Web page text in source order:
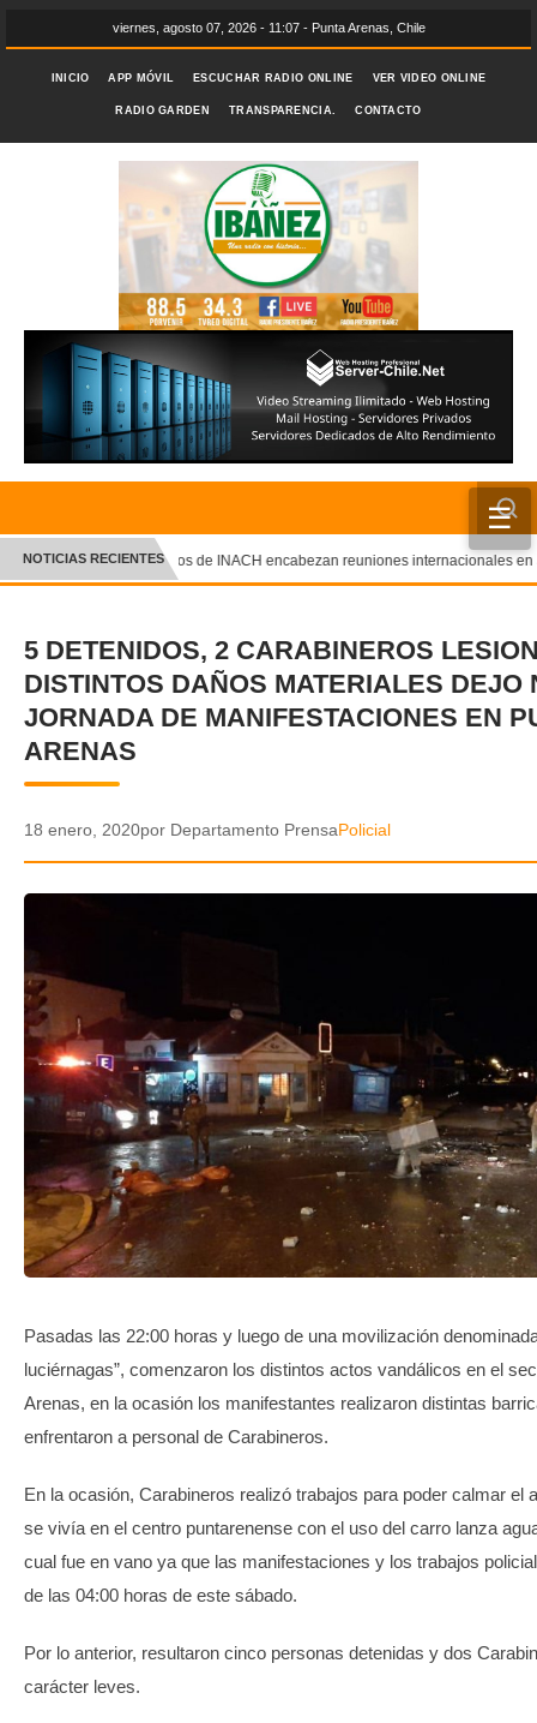
viernes, agosto 07, 2026 - 11:07 - Punta Arenas, Chile
INICIO APP MÓVIL ESCUCHAR RADIO ONLINE VER VIDEO ONLINE
RADIO GARDEN TRANSPARENCIA. CONTACTO
☰
INICIO
CRÓNICA
DEPORTES
ENTRETENIMIENTO Y CULTURA
POLICIAL
GALERIA DE FOTOS
APP MÓVIL
TRANSPARENCIA
✕
NOTICIAS RECIENTESCientíficos de INACH encabezan reuniones internacionales en
5 DETENIDOS, 2 CARABINEROS
DISTINTOS DAÑOS MATERIALES DEJO
JORNADA DE MANIFESTACIONES EN
ARENAS
18 enero, 2020por Departamento PrensaPolicial
Pasadas las 22:00 horas y luego de una movilización
luciérnagas”, comenzaron los distintos actos vandálicos en el
Arenas, en la ocasión los manifestantes realizaron distintas
enfrentaron a personal de Carabineros.
En la ocasión, Carabineros realizó trabajos para poder calmar el
se vivía en el centro puntarenense con el uso del carro lanza
cual fue en vano ya que las manifestaciones y los trabajos
de las 04:00 horas de este sábado.
Por lo anterior, resultaron cinco personas detenidas y dos
carácter leves.